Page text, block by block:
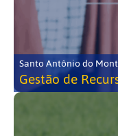
Santo Antônio do
Gestão de